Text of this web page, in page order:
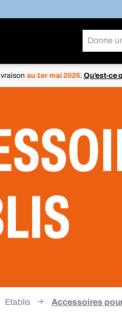
au 1er mai 2026. Qu’est-ce
Etablis Accessoires